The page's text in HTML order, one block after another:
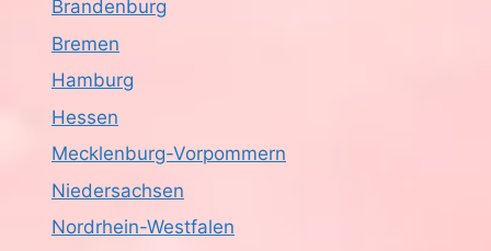
Brandenburg
Bremen
Hamburg
Hessen
Mecklenburg-Vorpommern
Niedersachsen
Nordrhein-Westfalen